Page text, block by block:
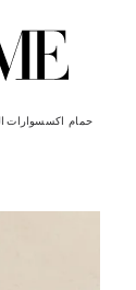
حمام اكسسوارات